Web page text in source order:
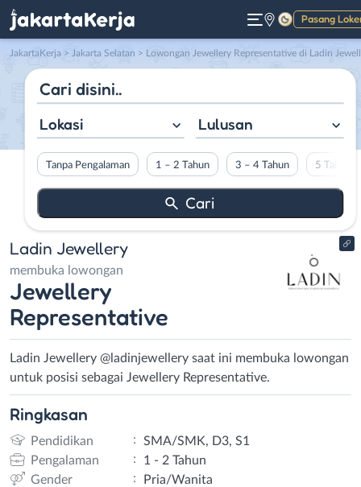
Pasang
Gelap
JakartaKerja > Jakarta Selatan > Lowongan Jewellery Representative di Ladin Jewellery
Lokasi Lulusan
Tanpa Pengalaman 1 – 2 Tahun 3 – 4 Tahun 5 Tahun
Ladin Jewellery
membuka lowongan
Jewellery
Representative
Ladin Jewellery @ladinjewellery saat ini membuka lowongan
untuk posisi sebagai Jewellery Representative.
Ringkasan
Pendidikan :
SMA/SMK, D3, S1
Pengalaman
:
1 - 2 Tahun
Gender
:
Pria/Wanita